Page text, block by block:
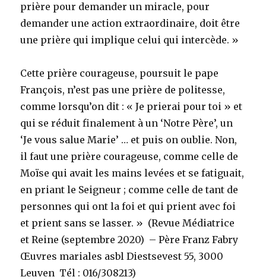
prière pour demander un miracle, pour
demander une action extraordinaire, doit être
une prière qui implique celui qui intercède. »
Cette prière courageuse, poursuit le pape
François, n’est pas une prière de politesse,
comme lorsqu’on dit : « Je prierai pour toi » et
qui se réduit finalement à un ‘Notre Père’, un
‘Je vous salue Marie’ … et puis on oublie. Non,
il faut une prière courageuse, comme celle de
Moïse qui avait les mains levées et se fatiguait,
en priant le Seigneur ; comme celle de tant de
personnes qui ont la foi et qui prient avec foi
et prient sans se lasser. » (Revue Médiatrice
et Reine (septembre 2020) – Père Franz Fabry
Œuvres mariales asbl Diestsevest 55, 3000
Leuven Tél : 016/308213)